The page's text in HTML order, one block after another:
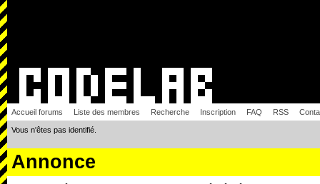
Accueil forums Liste des membres Recherche Inscription FAQ RSS
Vous n'êtes pas identifié.
Annonce